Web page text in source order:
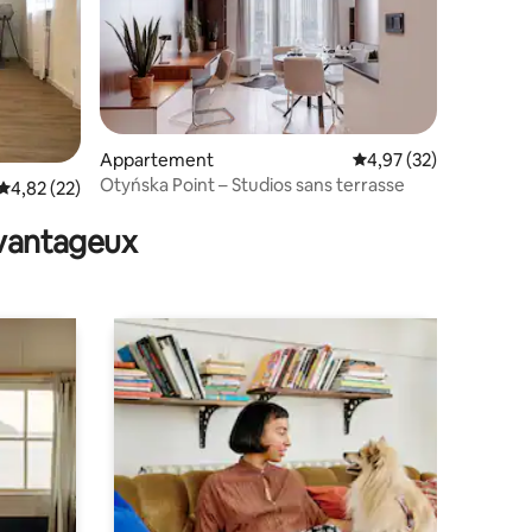
: 4,98 sur 5
moyenne sur la base de 22 commentaires : 4,82 sur 5
4,82 (22)
Appartement Évaluation moyenne
4,97 (32)
Otyńska Point – Studios sans terrasse